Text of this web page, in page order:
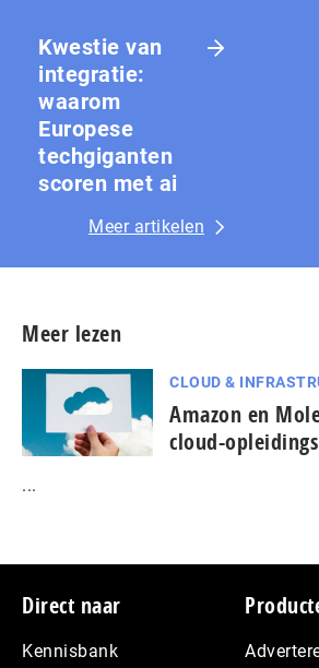
Kwestie van
integratie:
waarom
Europese
techgiganten
scoren met ai
Meer artikelen
Meer lezen
CLOUD &
Amazon en
cloud-
...
Footer
Direct naar
Kennisbank